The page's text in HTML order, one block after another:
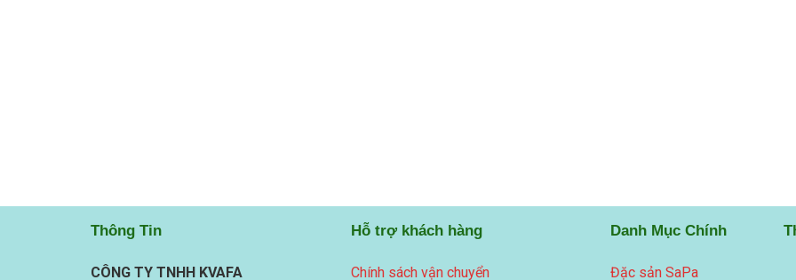
Thông Tin
CÔNG TY TNHH KVAFA
Hỗ trợ khách hàng
Chính sách vận chuyển
Danh Mục Chính
Đặc sản SaPa